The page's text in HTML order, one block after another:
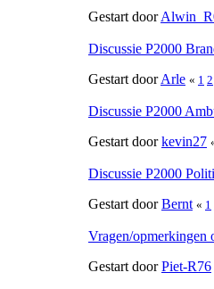
Gestart door
Discussie P2000
Gestart doorArle « 1 2
Discussie P2000
Gestart doorkevin27
Discussie P2000
Gestart doorBernt « 1
Vragen/opmerkingen
Gestart doorPiet-R76